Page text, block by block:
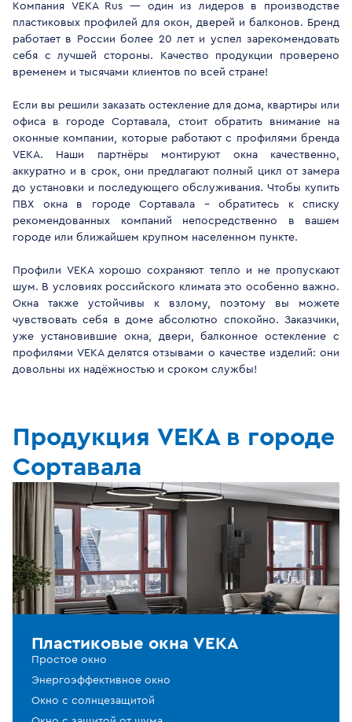
Компания VEKA Rus — один из лидеров в производстве
пластиковых профилей для окон, дверей и балконов. Бренд
работает в России более 20 лет и успел зарекомендовать
себя с лучшей стороны. Качество продукции проверено
временем и тысячами клиентов по всей стране!
Если вы решили заказать остекление для дома, квартиры или
офиса в городе Сортавала, стоит обратить внимание на
оконные компании, которые работают с профилями бренда
VEKA. Наши партнёры монтируют окна качественно,
аккуратно и в срок, они предлагают полный цикл от замера
до установки и последующего обслуживания. Чтобы купить
ПВХ окна в городе Сортавала - обратитесь к списку
рекомендованных компаний непосредственно в вашем
городе или ближайшем крупном населенном пункте.
Профили VEKA хорошо сохраняют тепло и не пропускают
шум. В условиях российского климата это особенно важно.
Окна также устойчивы к взлому, поэтому вы можете
чувствовать себя в доме абсолютно спокойно. Заказчики,
уже установившие окна, двери, балконное остекление с
профилями VEKA делятся отзывами о качестве изделий: они
довольны их надёжностью и сроком службы!
Продукция VEKA в городе
Сортавала
Пластиковые окна VEKA
Простое окно
Энергоэффективное окно
Окно с солнцезащитой